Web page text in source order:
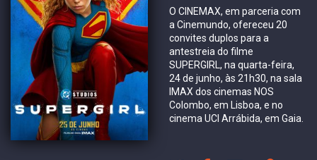
O CINEMAX, em parceria com
a Cinemundo, ofereceu 20
convites duplos para a
antestreia do filme
SUPERGIRL, na quarta-feira,
24 de junho, às 21h30, na sala
IMAX dos cinemas NOS
Colombo, em Lisboa, e no
cinema UCI Arrábida, em Gaia.